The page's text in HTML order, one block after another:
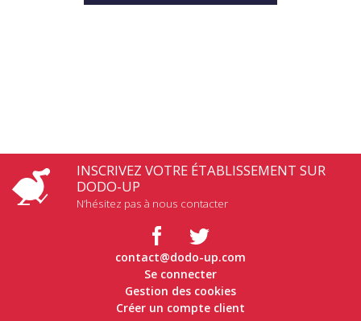
INSCRIVEZ VOTRE ÉTABLISSEMENT SUR
DODO-UP
N’hésitez pas à nous contacter
contact@dodo-up.com
Se connecter
Gestion des cookies
Créer un compte client